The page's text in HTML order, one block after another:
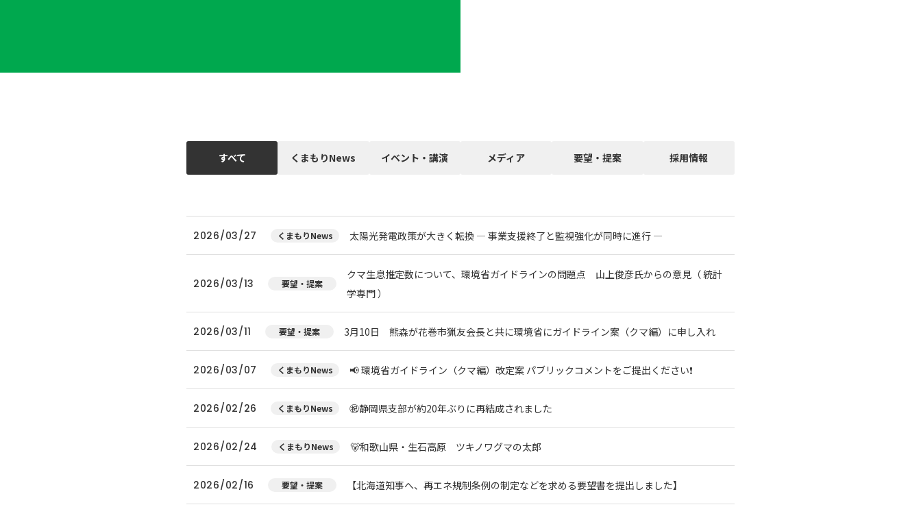
すべて くまもりNews イベント・講演 メディア 要望・提案 採用情報
2026/03/27 くまもりNews 太陽光発電政策が大きく転換 ― 事業支援終了と監視強化が同時に進行 ―
2026/03/13 要望・提案
クマ生息推定数について、環境省ガイドラインの問題点 山上俊彦氏からの意見（ 統計
学専門 ）
2026/03/11 要望・提案 3月10日 熊森が花巻市猟友会長と共に環境省にガイドライン案（クマ編）に申し入れ
2026/03/07 くまもりNews 📢 環境省ガイドライン（クマ編）改定案 パブリックコメントをご提出ください❗
2026/02/26 くまもりNews ㊗️静岡県支部が約20年ぶりに再結成されました
2026/02/24 くまもりNews 🐻和歌山県・生石高原 ツキノワグマの太郎
2026/02/16 要望・提案 【北海道知事へ、再エネ規制条例の制定などを求める要望書を提出しました】